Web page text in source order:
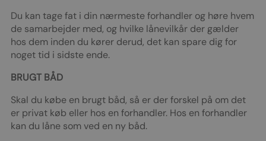
Du kan tage fat i din nærmeste forhandler og høre hvem
de samarbejder med, og hvilke lånevilkår der gælder
hos dem inden du kører derud, det kan spare dig for
noget tid i sidste ende.
BRUGT BÅD
Skal du købe en brugt båd, så er der forskel på om det
er privat køb eller hos en forhandler. Hos en forhandler
kan du låne som ved en ny båd.